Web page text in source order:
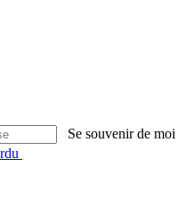
Se souvenir de moi